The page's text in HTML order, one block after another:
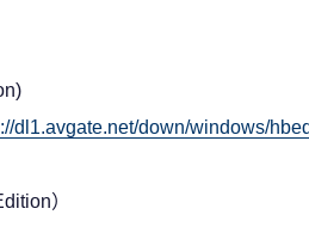
dl1.avgate.net/down/windows/
）